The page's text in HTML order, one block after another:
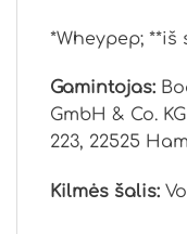
*Wheypep;
Gamintojas:
GmbH & Co.
223, 22525
Kilmės šalis: